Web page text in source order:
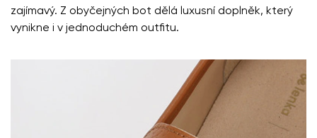
zajímavý. Z obyčejných bot dělá luxusní doplněk, který
vynikne i v jednoduchém outfitu.
Váš e-mail
Vaše jméno Varianta